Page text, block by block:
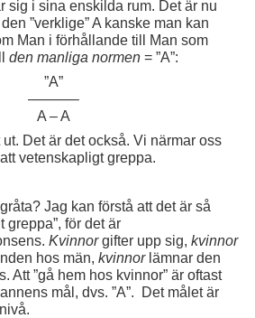
sig i sina enskilda rum. Det är nu
”verklige” A kanske man kan
Man i förhållande till Man som
den manliga normen= ”A”:
”A”
———–
A – A
Det är det också. Vi närmar oss
vetenskapligt greppa.
Jag kan förstå att det är så
greppa”, för det är
Kvinnorgifter upp sig, kvinnor
hos män, kvinnorlämnar den
Att ”gå hem hos kvinnor” är oftast
mål, dvs. ”A”. Det målet är